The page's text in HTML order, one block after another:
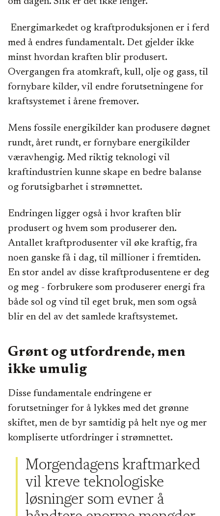
Energimarkedet og kraftproduksjonen er i ferd
med å endres fundamentalt. Det gjelder ikke
minst hvordan kraften blir produsert.
Overgangen fra atomkraft, kull, olje og gass, til
fornybare kilder, vil endre forutsetningene for
kraftsystemet i årene fremover.
Mens fossile energikilder kan produsere døgnet
rundt, året rundt, er fornybare energikilder
væravhengig. Med riktig teknologi vil
kraftindustrien kunne skape en bedre balanse
og forutsigbarhet i strømnettet.
Endringen ligger også i hvor kraften blir
produsert og hvem som produserer den.
Antallet kraftprodusenter vil øke kraftig, fra
noen ganske få i dag, til millioner i fremtiden.
En stor andel av disse kraftprodusentene er deg
og meg - forbrukere som produserer energi fra
både sol og vind til eget bruk, men som også
blir en del av det samlede kraftsystemet.
Grønt og utfordrende, men
ikke umulig
Disse fundamentale endringene er
forutsetninger for å lykkes med det grønne
skiftet, men de byr samtidig på helt nye og mer
kompliserte utfordringer i strømnettet.
Morgendagens kraftmarked
vil kreve teknologiske
løsninger som evner å